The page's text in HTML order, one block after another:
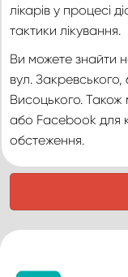
лікарів у процесі
тактики лікування.
Ви можете знайти
вул.
Висоцького.
або Facebook для
обстеження.